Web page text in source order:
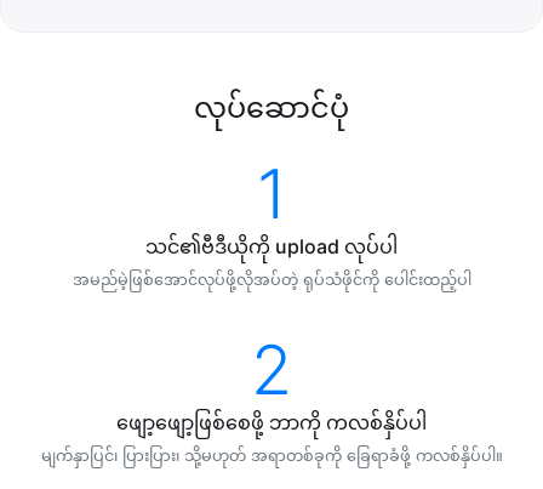
လုပ်ဆောင်ပုံ
1
သင်၏ဗီဒီယိုကို upload လုပ်ပါ
အမည်မဲ့ဖြစ်အောင်လုပ်ဖို့လိုအပ်တဲ့ ရုပ်သံဖိုင်ကို ပေါင်းထည့်ပါ
2
ဖျော့ဖျော့ဖြစ်စေဖို့ ဘာကို ကလစ်နှိပ်ပါ
မျက်နှာပြင်၊ ပြားပြား၊ သို့မဟုတ် အရာတစ်ခုကို ခြေရာခံဖို့ ကလစ်နှိပ်ပါ။